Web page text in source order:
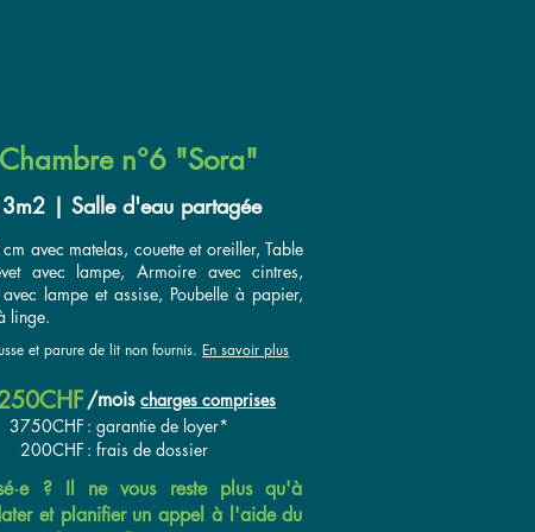
Chambre n°6 "Sora"
| Salle d'eau partagée
avec matelas, couette et oreiller, Table
avec lampe, Armoire avec cintres,
avec lampe et assise, Poubelle à papier,
linge.
et parure de lit non fournis.En savoir plus
/moischarges comprises
3750CHF : garantie de loyer*
200CHF : frais de dossier
? Il ne vous reste plus qu'à
et planifier un appel à l'aide du